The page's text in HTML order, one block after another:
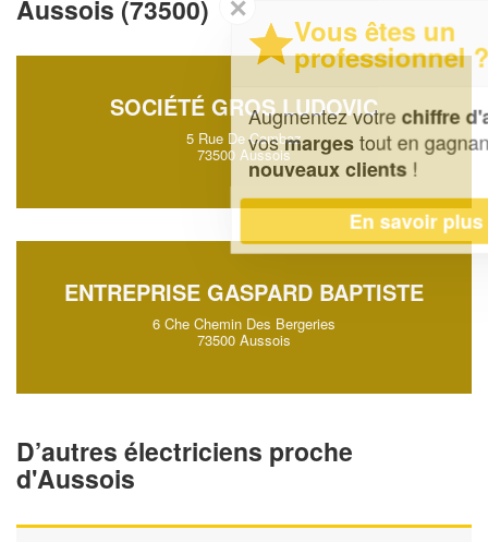
Aussois (73500)
SOCIÉTÉ GROS LUDOVIC
5 Rue De Cambaz
73500 Aussois
ENTREPRISE GASPARD BAPTISTE
6 Che Chemin Des Bergeries
73500 Aussois
D’autres électriciens proche
d'Aussois
✕
Vous êtes un
professionnel ?
Augmentez votrechiffre d'affaireset
margestout en gagnant de
nouveaux clients!
En savoir plus